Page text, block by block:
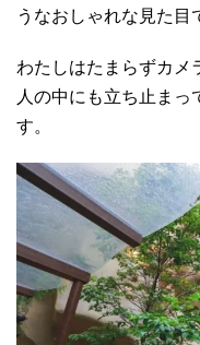
うなおしゃれな見た目
わたしはたまらずカメ
人の中にも立ち止ま
す。